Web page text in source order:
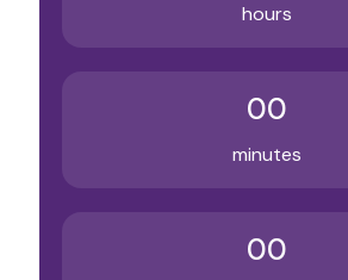
hours
00
minutes
00